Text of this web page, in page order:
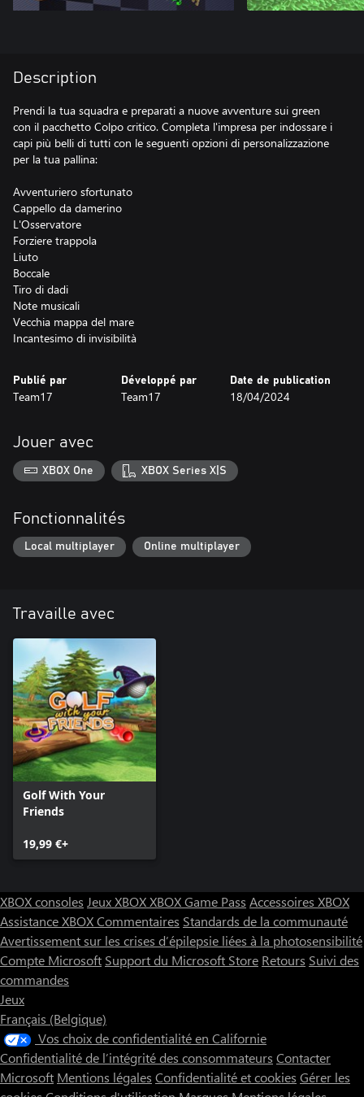
Description
Prendi la tua squadra e preparati a nuove avventure sui green
con il pacchetto Colpo critico. Completa l'impresa per indossare i
capi più belli di tutti con le seguenti opzioni di personalizzazione
per la tua pallina:
Avventuriero sfortunato
Cappello da damerino
L'Osservatore
Forziere trappola
Liuto
Boccale
Tiro di dadi
Note musicali
Vecchia mappa del mare
Incantesimo di invisibilità
Publié par
Team17
Développé par
Team17
Date de publication
18/04/2024
Jouer avec
XBOX One XBOX Series X|S
Fonctionnalités
Local multiplayer Online multiplayer
Travaille avec
Golf With Your
Friends
19,99 €+
XBOX consoles Jeux XBOXXBOX Game Pass Accessoires XBOX
Assistance XBOXCommentaires Standards de la communauté
Avertissement sur les crises d’épilepsie liées à la photosensibilité
Compte Microsoft Support du Microsoft Store Retours Suivi des
commandes
Jeux
Français (Belgique)
Vos choix de confidentialité en Californie
Confidentialité de l’intégrité des consommateurs Contacter
Microsoft Mentions légales Confidentialité et cookies Gérer les